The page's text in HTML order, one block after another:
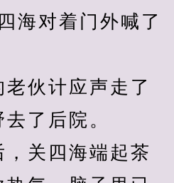
海对着门外喊了
伙计应声走了
了后院。
关四海端起茶